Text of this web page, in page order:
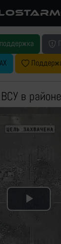
в
Play